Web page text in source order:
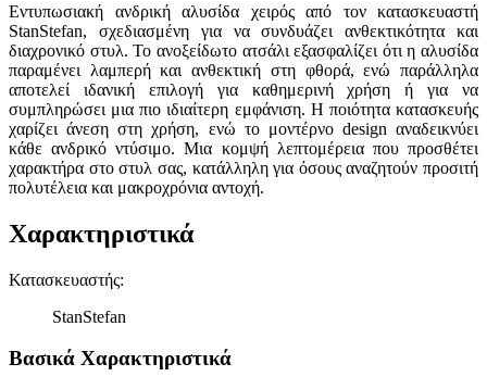
Εντυπωσιακή ανδρική αλυσίδα χειρός από τον κατασκευαστή
StanStefan, σχεδιασμένη για να συνδυάζει ανθεκτικότητα και
διαχρονικό στυλ. Το ανοξείδωτο ατσάλι εξασφαλίζει ότι η αλυσίδα
παραμένει λαμπερή και ανθεκτική στη φθορά, ενώ παράλληλα
αποτελεί ιδανική επιλογή για καθημερινή χρήση ή για να
συμπληρώσει μια πιο ιδιαίτερη εμφάνιση. Η ποιότητα κατασκευής
χαρίζει άνεση στη χρήση, ενώ το μοντέρνο design αναδεικνύει
κάθε ανδρικό ντύσιμο. Μια κομψή λεπτομέρεια που προσθέτει
χαρακτήρα στο στυλ σας, κατάλληλη για όσους αναζητούν προσιτή
πολυτέλεια και μακροχρόνια αντοχή.
Χαρακτηριστικά
Κατασκευαστής:
StanStefan
Βασικά Χαρακτηριστικά